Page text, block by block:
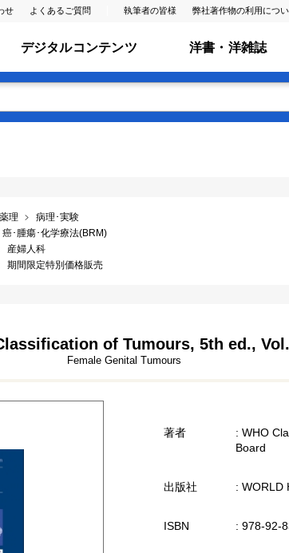
せ よくあるご質問 執筆者の皆様 弊社著作物の利用につ
デジタルコンテンツ 洋書・洋雑誌
理
病理･実験
癌･腫瘍･化学療法(BRM)
産婦人科
期間限定特別価格販売
of Tumours, 5th ed.,
Female Genital Tumours
著者
: WHO
Board
出版社 : WORLD
ISBN : 978-92-